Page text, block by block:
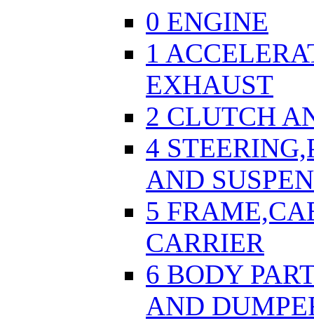
0 ENGINE
1
EXHAUST
2 CLUTCH
4
AND
5
CARRIER
6 BODY
AND